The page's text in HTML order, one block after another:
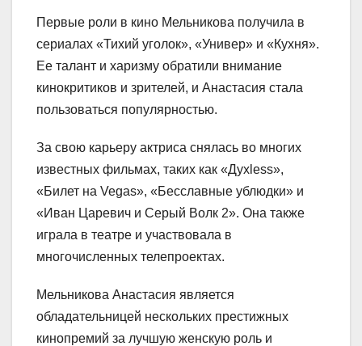
Первые роли в кино Мельникова получила в
сериалах «Тихий уголок», «Универ» и «Кухня».
Ее талант и харизму обратили внимание
кинокритиков и зрителей, и Анастасия стала
пользоваться популярностью.
За свою карьеру актриса снялась во многих
известных фильмах, таких как «Духless»,
«Билет на Vegas», «Бесславные ублюдки» и
«Иван Царевич и Серый Волк 2». Она также
играла в театре и участвовала в
многочисленных телепроектах.
Мельникова Анастасия является
обладательницей нескольких престижных
кинопремий за лучшую женскую роль и